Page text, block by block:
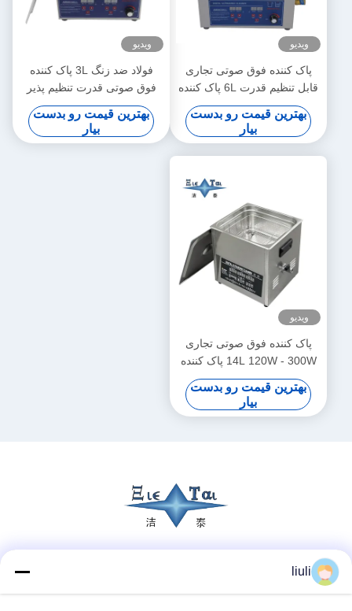
ویدیو
پاک کننده فوق صوتی تجاری
قابل تنظیم قدرت 6L پاک کننده
180W
بهترین قیمت رو بدست
بیار
ویدیو
فولاد ضد زنگ 3L پاک کننده
فوق صوتی قدرت تنظیم پذیر
پاک کننده های فوق صوتی
کوچک هوشمند
بهترین قیمت رو بدست
بیار
ویدیو
پاک کننده فوق صوتی تجاری
14L 120W - 300W پاک کننده
فوق صوتی هوشمند
بهترین قیمت رو بدست
بیار
liuli